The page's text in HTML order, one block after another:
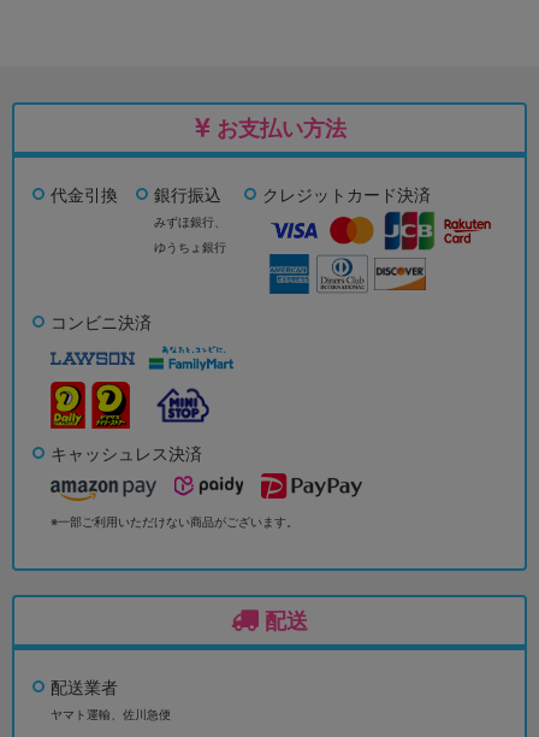
お支払い方法
代金引換 銀行振込
みずほ銀行、
ゆうちょ銀行
クレジットカード決済
コンビニ決済
キャッシュレス決済
※一部ご利用いただけない商品がございます。
配送
配送業者
ヤマト運輸、佐川急便